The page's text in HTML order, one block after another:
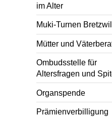
im Alter
Muki-Turnen Bretzwil
Mütter und
Ombudsstelle für
Altersfragen und
Organspende
Prämienverbilligung